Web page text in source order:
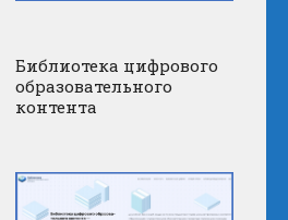
Библиотека цифрового
образовательного
контента